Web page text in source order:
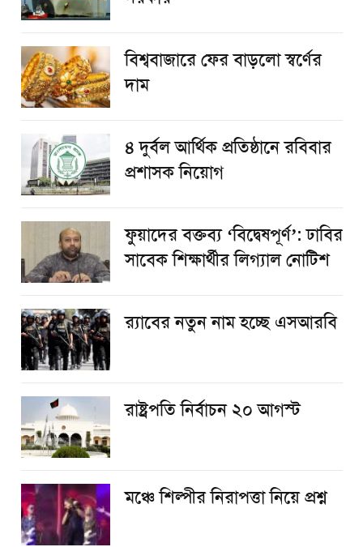
বিশ্ববাজারে ফের বাড়লো স্বর্ণের
দাম
৪ দুর্বল আর্থিক প্রতিষ্ঠানে রবিবার
প্রশাসক নিয়োগ
ফুয়াদের বক্তব্য ‘বিদ্বেষপূর্ণ’: ঢাবির
সাবেক শিক্ষার্থীর লিগ্যাল নোটিশ
র‌্যাবের নতুন নাম হচ্ছে এসআরবি
রাষ্ট্রপতি নির্বাচন ২০ আগস্ট
​মঞ্চে শিল্পীর নিরাপত্তা নিয়ে প্রশ্ন